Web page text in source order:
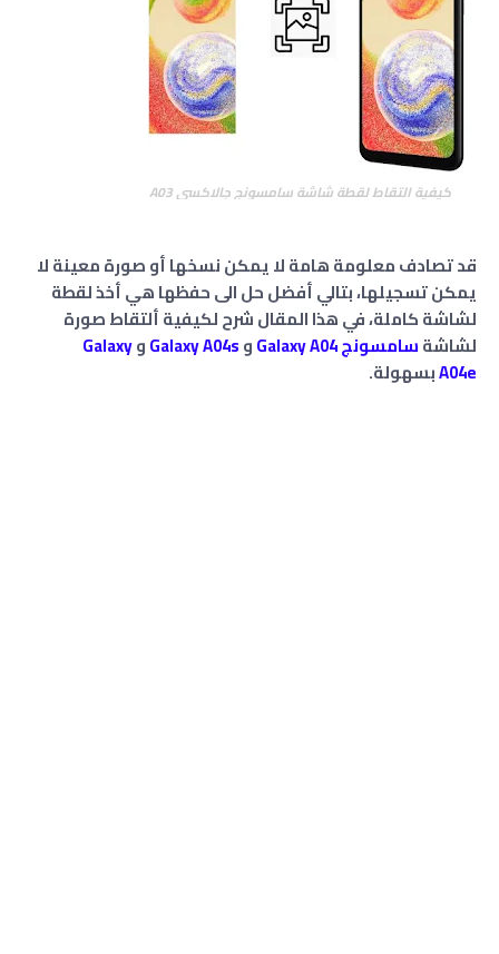
كيفية التقاط لقطة شاشة سامسونج جالاكسي A03
قد تصادف معلومة هامة لا يمكن نسخها أو صورة معينة لا
يمكن تسجيلها، بتالي أفضل حل الى حفظها هي أخذ لقطة
لشاشة كاملة، في هذا المقال شرح لكيفية ألتقاط صورة
لشاشةسامسونج4 وGalaxy A04sوGalaxy
A04eبسهولة.